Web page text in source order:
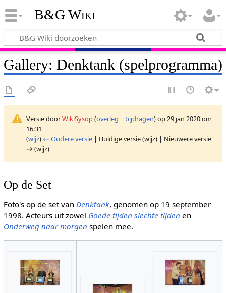
B&G Wiki
Gallery: Denktank (spelprogramma)
Versie doorWikiSysop (overleg | bijdragen)op 29 jan 2020 om
16:31
(wijz) ← Oudere versie| Huidige versie (wijz) | Nieuwere versie
→ (wijz)
Op de Set
Foto's op de set van Denktank, genomen op 19 september
1998. Acteurs uit zowel Goede tijden slechte tijden en
Onderweg naar morgen spelen mee.